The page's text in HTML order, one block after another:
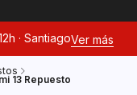
· SantiagoVer más
13 Repuesto